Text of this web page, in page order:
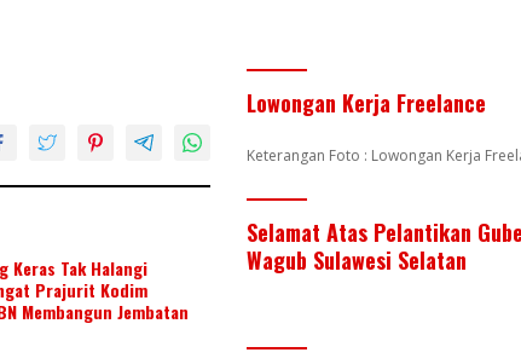
Keras Tak Halangi
Prajurit Kodim
Membangun Jembatan
Lowongan Kerja Freelance
Keterangan Foto : Lowongan Kerja
Selamat Atas Pelantikan
Wagub Sulawesi Selatan